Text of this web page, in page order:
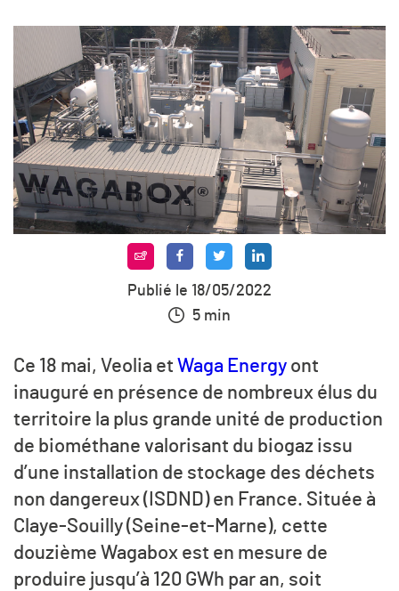
Publié le 18/05/2022
5 min
Ce 18 mai, Veolia et Waga Energy ont
inauguré en présence de nombreux élus du
territoire la plus grande unité de production
de biométhane valorisant du biogaz issu
d’une installation de stockage des déchets
non dangereux (ISDND) en France. Située à
Claye-Souilly (Seine-et-Marne), cette
douzième Wagabox est en mesure de
produire jusqu’à 120 GWh par an, soit